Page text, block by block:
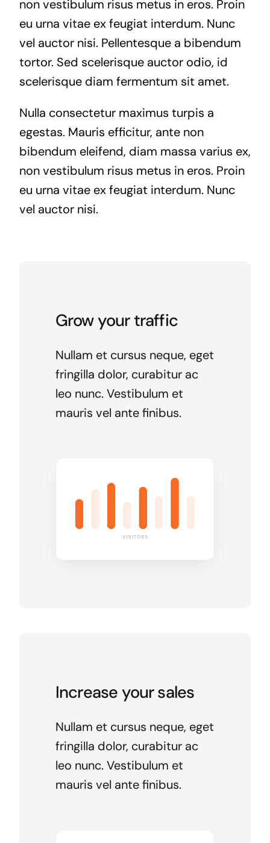
non vestibulum risus metus in eros. Proin
eu urna vitae ex feugiat interdum. Nunc
vel auctor nisi. Pellentesque a bibendum
tortor. Sed scelerisque auctor odio, id
scelerisque diam fermentum sit amet.
Nulla consectetur maximus turpis a
egestas. Mauris efficitur, ante non
bibendum eleifend, diam massa varius ex,
non vestibulum risus metus in eros. Proin
eu urna vitae ex feugiat interdum. Nunc
vel auctor nisi.
Grow your traffic
Nullam et cursus neque, eget
fringilla dolor, curabitur ac
leo nunc. Vestibulum et
mauris vel ante finibus.
Increase your sales
Nullam et cursus neque, eget
fringilla dolor, curabitur ac
leo nunc. Vestibulum et
mauris vel ante finibus.